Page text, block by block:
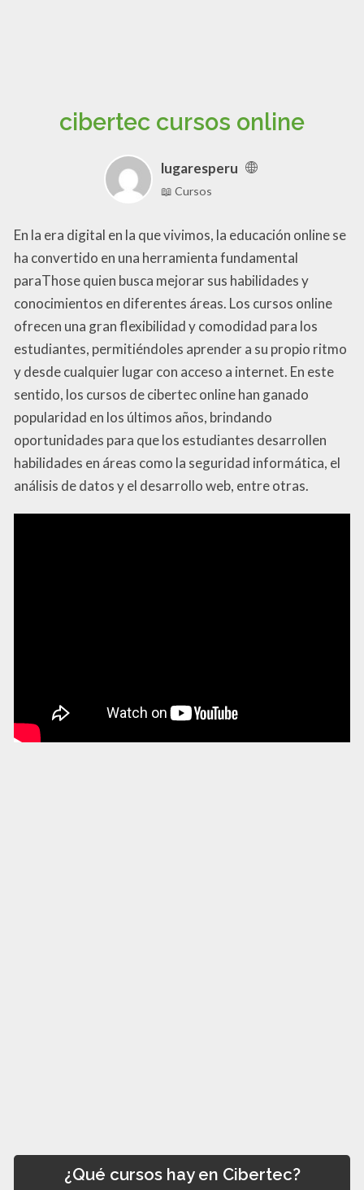
cibertec cursos online
lugaresperu
📖 Cursos
En la era digital en la que vivimos, la educación online se
ha convertido en una herramienta fundamental
paraThose quien busca mejorar sus habilidades y
conocimientos en diferentes áreas. Los cursos online
ofrecen una gran flexibilidad y comodidad para los
estudiantes, permitiéndoles aprender a su propio ritmo
y desde cualquier lugar con acceso a internet. En este
sentido, los cursos de cibertec online han ganado
popularidad en los últimos años, brindando
oportunidades para que los estudiantes desarrollen
habilidades en áreas como la seguridad informática, el
análisis de datos y el desarrollo web, entre otras.
¿Qué cursos hay en Cibertec?